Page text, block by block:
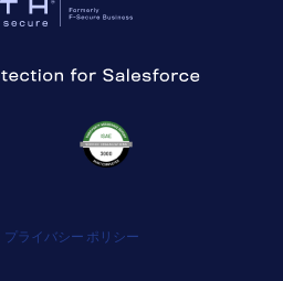
プライバシー ポリシー